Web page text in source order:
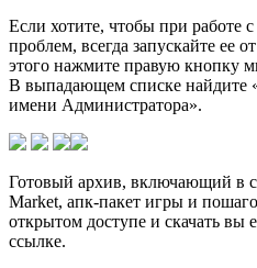
Если хотите, чтобы при работе
проблем, всегда запускайте ее
этого нажмите правую кнопку
В выпадающем списке найдите
имени Администратора».
Готовый архив, включающий в
Market, апк-пакет игры и
открытом доступе и скачать вы
ссылке.